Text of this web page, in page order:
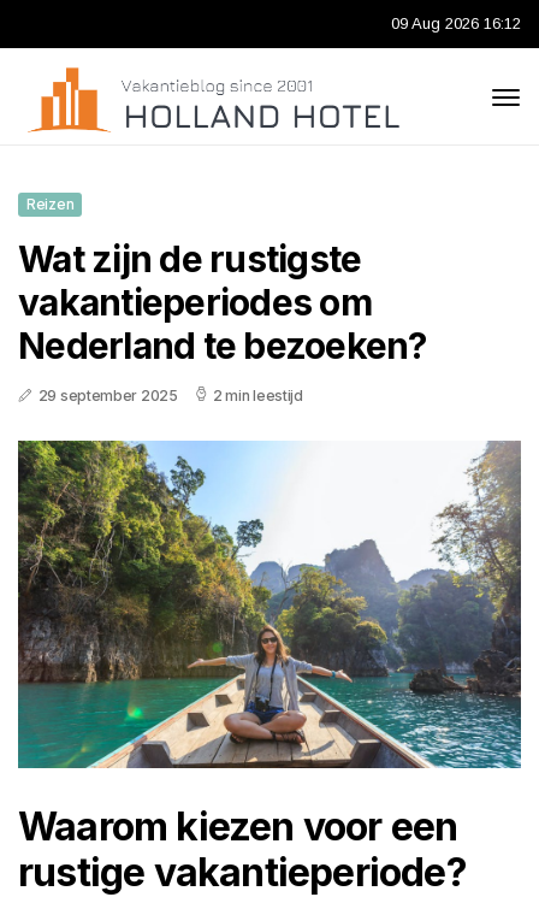
09 Aug 2026 16:12
Reizen
Wat zijn de rustigste
vakantieperiodes om
Nederland te bezoeken?
29 september 2025 2 min leestijd
Waarom kiezen voor een
rustige vakantieperiode?